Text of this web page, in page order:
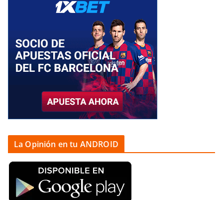
La Opinión en tu ANDROID